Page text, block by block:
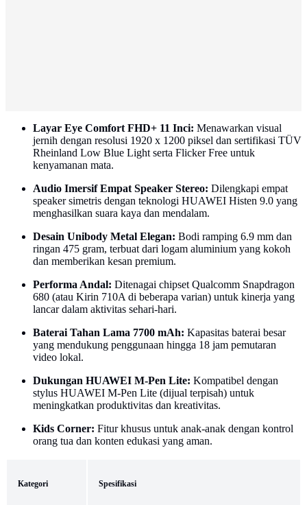
Layar Eye Comfort FHD+ 11 Inci: Menawarkan visual
jernih dengan resolusi 1920 x 1200 piksel dan sertifikasi TÜV
Rheinland Low Blue Light serta Flicker Free untuk
kenyamanan mata.
Audio Imersif Empat Speaker Stereo: Dilengkapi empat
speaker simetris dengan teknologi HUAWEI Histen 9.0 yang
menghasilkan suara kaya dan mendalam.
Desain Unibody Metal Elegan: Bodi ramping 6.9 mm dan
ringan 475 gram, terbuat dari logam aluminium yang kokoh
dan memberikan kesan premium.
Performa Andal: Ditenagai chipset Qualcomm Snapdragon
680 (atau Kirin 710A di beberapa varian) untuk kinerja yang
lancar dalam aktivitas sehari-hari.
Baterai Tahan Lama 7700 mAh: Kapasitas baterai besar
yang mendukung penggunaan hingga 18 jam pemutaran
video lokal.
Dukungan HUAWEI M-Pen Lite: Kompatibel dengan
stylus HUAWEI M-Pen Lite (dijual terpisah) untuk
meningkatkan produktivitas dan kreativitas.
Kids Corner: Fitur khusus untuk anak-anak dengan kontrol
orang tua dan konten edukasi yang aman.
Kategori Spesifikasi